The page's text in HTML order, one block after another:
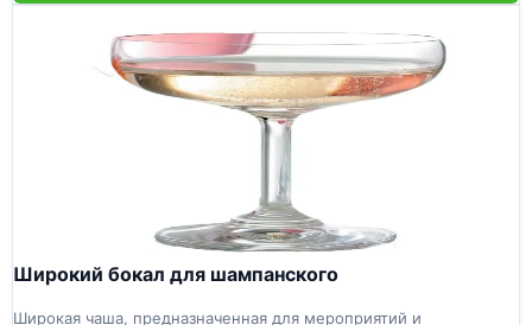
Широкий бокал для шампанского
Широкая чаша, предназначенная для мероприятий и